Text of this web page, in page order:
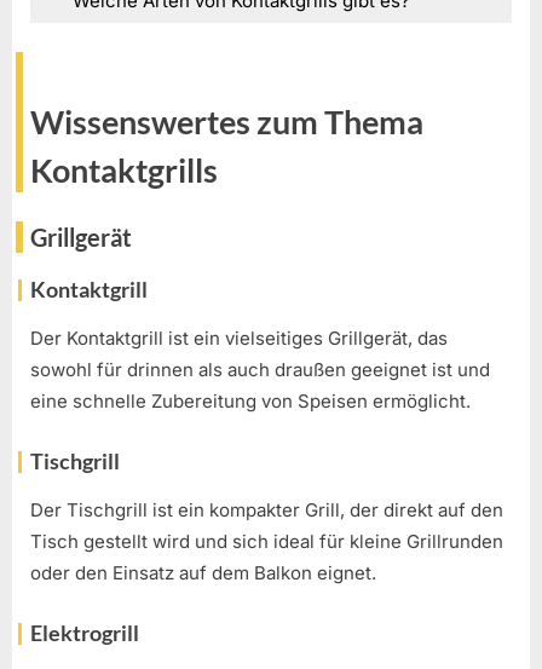
Wissenswertes zum Thema
Kontaktgrills
Grillgerät
Kontaktgrill
Der Kontaktgrill ist ein vielseitiges Grillgerät, das
sowohl für drinnen als auch draußen geeignet ist und
eine schnelle Zubereitung von Speisen ermöglicht.
Tischgrill
Der Tischgrill ist ein kompakter Grill, der direkt auf den
Tisch gestellt wird und sich ideal für kleine Grillrunden
oder den Einsatz auf dem Balkon eignet.
Elektrogrill